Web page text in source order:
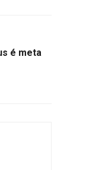
é meta